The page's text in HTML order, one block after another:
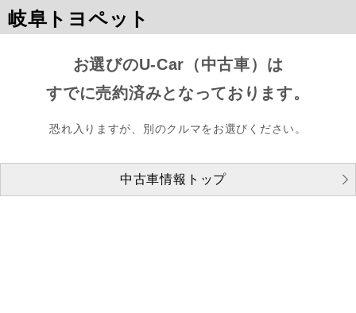
岐阜トヨペット
お選びのU-Car（中古車）は
すでに売約済みとなっております。
恐れ入りますが、別のクルマをお選びください。
中古車情報トップ